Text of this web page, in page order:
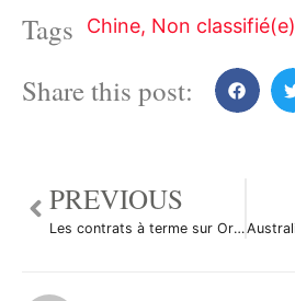
Tags Chine, Non classifié(e)
Share this post:
PREVIOUS
Les contrats à terme sur Or ont reculé durant la séance en Asie